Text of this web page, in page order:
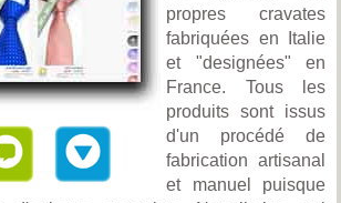
propres cravates
fabriquées en Italie
et "designées" en
France. Tous les
produits sont issus
d'un procédé de
fabrication artisanal
et manuel puisque